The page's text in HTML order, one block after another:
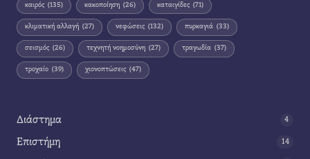
καιρός (135) κακοποίηση (26) καταιγίδες (71)
κλιματική αλλαγή (27) νεφώσεις (132) πυρκαγιά (33)
σεισμός (26) τεχνητή νοημοσύνη (27) τραγωδία (37)
τροχαίο (39) χιονοπτώσεις (47)
Διάστημα 4
Επιστήμη 14